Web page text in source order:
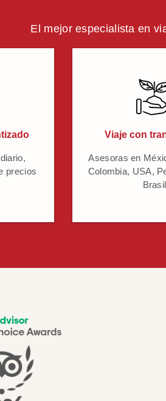
El mejor especialista en
precios
Viaje con
Asesoras en
Colombia, USA,
Brasil